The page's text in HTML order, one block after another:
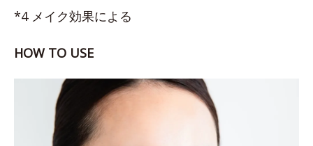
*4 メイク効果による
HOW TO USE